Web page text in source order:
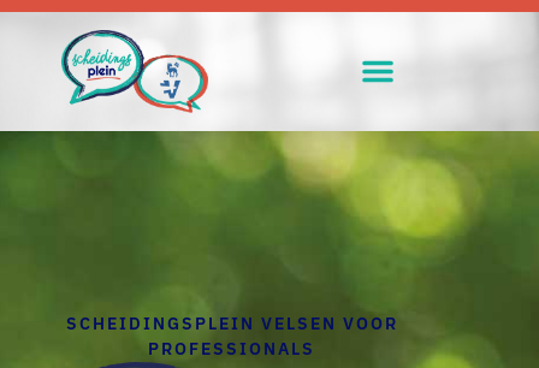
SCHEIDINGSPLEIN VELSEN VOOR
PROFESSIONALS